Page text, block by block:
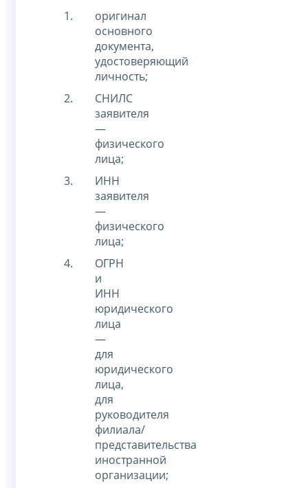
оригинал
основного
документа,
удостоверяющий
личность;
СНИЛС
заявителя
—
физического
лица;
ИНН
заявителя
—
физического
лица;
ОГРН
и
ИНН
юридического
лица
—
для
юридического
лица,
для
руководителя
филиала/
представительства
иностранной
организации;